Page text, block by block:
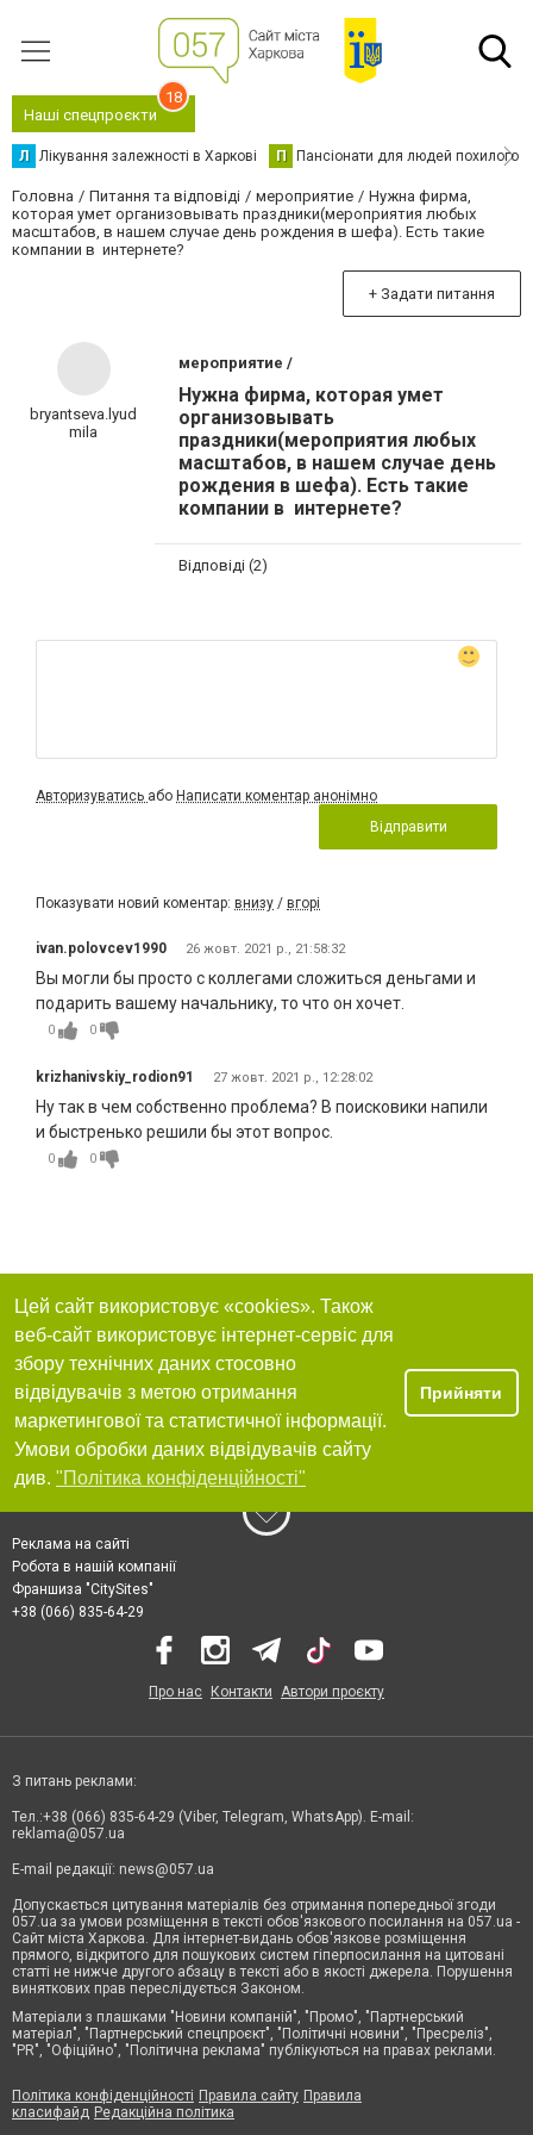
Наші спецпроєкти
18
Л Лікування залежності в Харкові П Пансіонати для людей похилого
Головна Питання та відповіді мероприятие
Нужна фирма,
которая умет организовывать праздники(мероприятия любых
масштабов, в нашем случае день рождения в шефа). Есть такие
компании в интернете?
+ Задати питання
bryantseva.lyud
mila
мероприятие /
Нужна фирма, которая умет
организовывать
праздники(мероприятия любых
масштабов, в нашем случае день
рождения в шефа). Есть такие
компании в интернете?
Відповіді (2)
Авторизуватись або Написати коментар анонімно
Відправити
Показувати новий коментар: внизу / вгорі
ivan.polovcev1990 26 жовт. 2021 р., 21:58:32
Вы могли бы просто с коллегами сложиться деньгами и
подарить вашему начальнику, то что он хочет.
0 0
krizhanivskiy_rodion91 27 жовт. 2021 р., 12:28:02
Ну так в чем собственно проблема? В поисковики напили
и быстренько решили бы этот вопрос.
0 0
Цей сайт використовує «cookies». Також
веб-сайт використовує інтернет-сервіс для
збору технічних даних стосовно
відвідувачів з метою отримання
маркетингової та статистичної інформації.
Умови обробки даних відвідувачів сайту
див. "Політика конфіденційності"
Прийняти
Реклама на сайті
Робота в нашій компанії
Франшиза "CitySites"
+38 (066) 835-64-29
Про нас Контакти Автори проєкту
З питань реклами:
Тел.:+38 (066) 835-64-29 (Viber, Telegram, WhatsApp). E-mail:
reklama@057.ua
E-mail редакції: news@057.ua
Допускається цитування матеріалів без отримання попередньої згоди
057.ua за умови розміщення в тексті обов'язкового посилання на 057.ua -
Сайт міста Харкова. Для інтернет-видань обов'язкове розміщення
прямого, відкритого для пошукових систем гіперпосилання на цитовані
статті не нижче другого абзацу в тексті або в якості джерела. Порушення
виняткових прав переслідується Законом.
Матеріали з плашками "Новини компаній", "Промо", "Партнерський
матеріал", "Партнерський спецпроєкт", "Політичні новини", "Пресреліз",
"PR", "Офіційно", "Політична реклама" публікуються на правах реклами.
Політика конфіденційності Правила сайту Правила
класифайд Редакційна політика